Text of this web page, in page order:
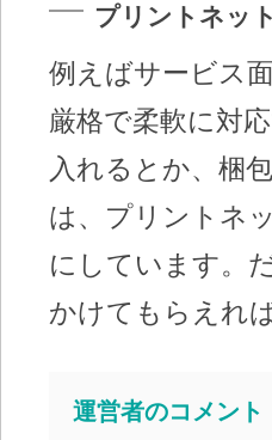
プリントネッ
例えばサービス
厳格で柔軟に対
入れるとか、梱
は、プリントネ
にしています。
かけてもらえれ
運営者のコメント